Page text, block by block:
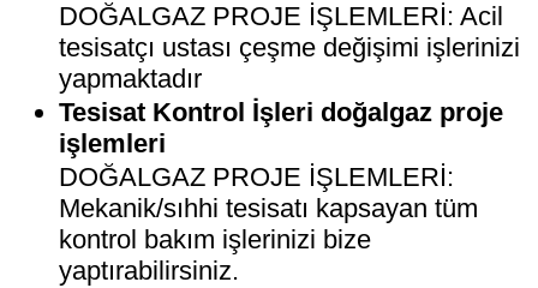
DOĞALGAZ PROJE İŞLEMLERİ: Acil
tesisatçı ustası çeşme değişimi işlerinizi
yapmaktadır
Tesisat Kontrol İşleri doğalgaz proje
işlemleri
DOĞALGAZ PROJE İŞLEMLERİ:
Mekanik/sıhhi tesisatı kapsayan tüm
kontrol bakım işlerinizi bize
yaptırabilirsiniz.